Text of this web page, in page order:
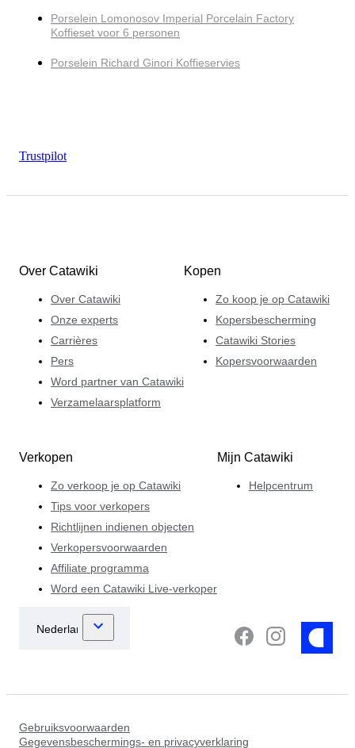
Porselein Lomonosov Imperial Porcelain Factory
Koffieset voor 6 personen
Porselein Richard Ginori Koffieservies
Trustpilot
Over Catawiki
Over Catawiki
Onze experts
Carrières
Pers
Word partner van Catawiki
Verzamelaarsplatform
Kopen
Zo koop je op Catawiki
Kopersbescherming
Catawiki Stories
Kopersvoorwaarden
Verkopen
Zo verkoop je op Catawiki
Tips voor verkopers
Richtlijnen indienen objecten
Verkopersvoorwaarden
Affiliate programma
Word een Catawiki Live-verkoper
Mijn Catawiki
Helpcentrum
Gebruiksvoorwaarden
Gegevensbeschermings- en privacyverklaring